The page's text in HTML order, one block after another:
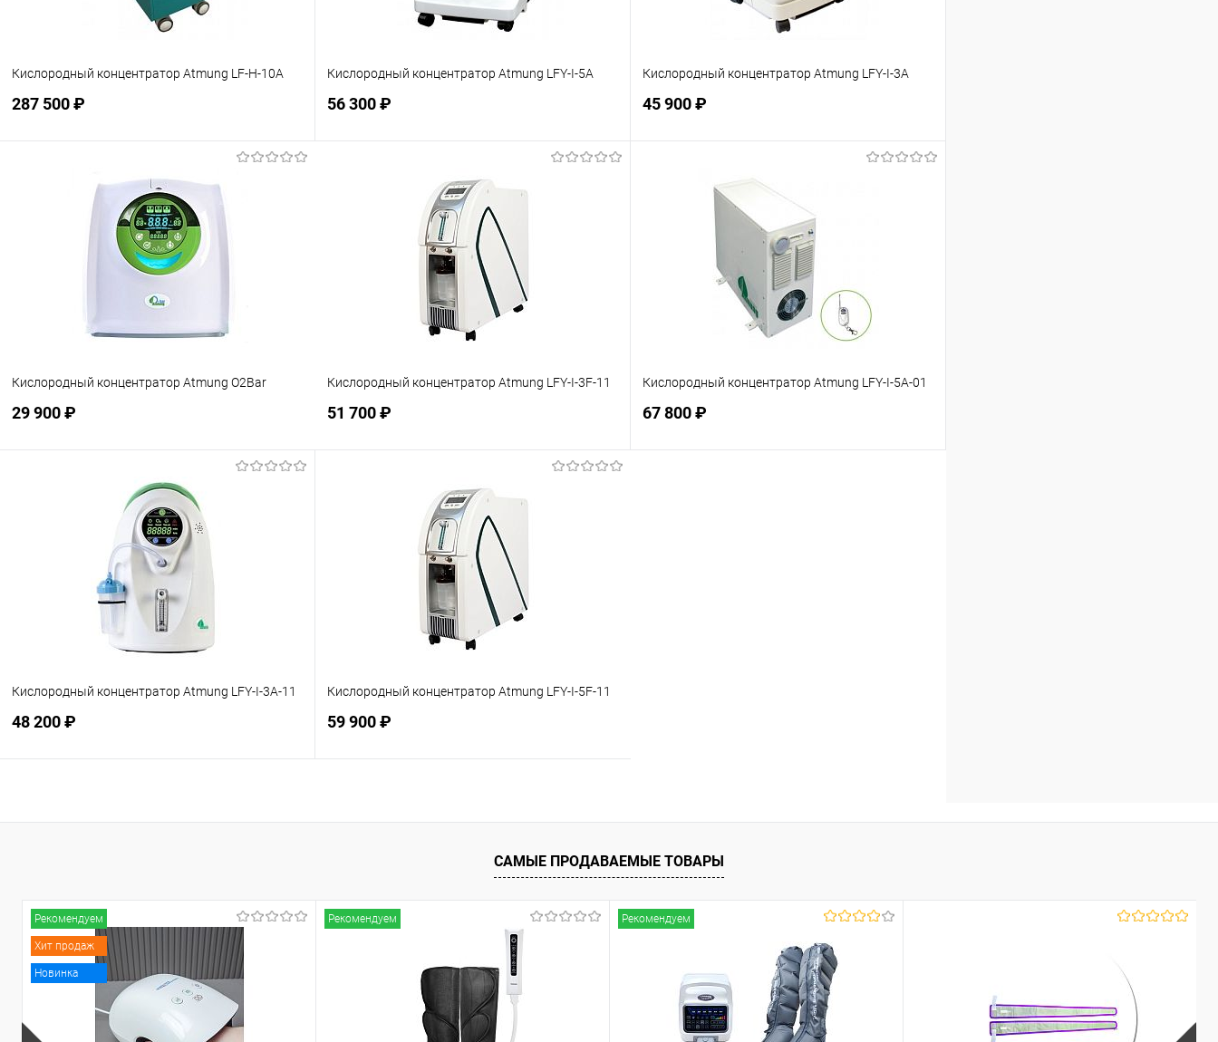
Кислородный концентратор Atmung LF-H-10A
287 500 ₽
Подписаться
В избранное Недоступно
Кислородный концентратор Atmung LFY-I-5A
56 300 ₽
Подписаться
Кислородный концентратор Atmung LFY-I-3А
45 900 ₽
Кислородный концентратор Atmung O2Bar
29 900 ₽
Подписаться
Недоступно
Кислородный концентратор Atmung LFY-I-3F-11
51 700 ₽
Подписаться
Кислородный концентратор Atmung LFY-I-5A-01
67 800 ₽
Кислородный концентратор Atmung LFY-I-3А-11
48 200 ₽
Кислородный концентратор Atmung LFY-I-5F-11
59 900 ₽
САМЫЕ ПРОДАВАЕМЫЕ ТОВАРЫ
Рекомендуем
Хит продаж
Новинка
Рекомендуем Рекомендуем